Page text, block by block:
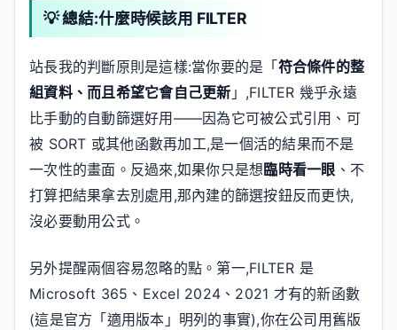
💡 總結:什麼時候該用 FILTER
站長我的判斷原則是這樣:當你要的是「符合條件的整
組資料、而且希望它會自己更新 」,FILTER 幾乎永遠
比手動的自動篩選好用——因為它可被公式引用、可
被 SORT 或其他函數再加工,是一個活的結果而不是
一次性的畫面。反過來,如果你只是想臨時看一眼 、不
打算把結果拿去別處用,那內建的篩選按鈕反而更快,
沒必要動用公式。
另外提醒兩個容易忽略的點。第一,FILTER 是
Microsoft 365、Excel 2024、2021 才有的新函數
(這是官方「適用版本」明列的事實),你在公司用舊版